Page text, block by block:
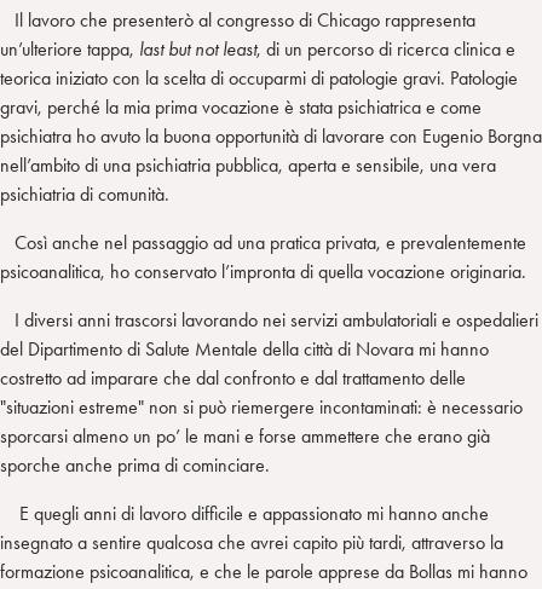
Il lavoro che presenterò al congresso di Chicago rappresenta
un’ulteriore tappa, last but not least, di un percorso di ricerca clinica e
teorica iniziato con la scelta di occuparmi di patologie gravi. Patologie
gravi, perché la mia prima vocazione è stata psichiatrica e come
psichiatra ho avuto la buona opportunità di lavorare con Eugenio Borgna
nell’ambito di una psichiatria pubblica, aperta e sensibile, una vera
psichiatria di comunità.
Così anche nel passaggio ad una pratica privata, e prevalentemente
psicoanalitica, ho conservato l’impronta di quella vocazione originaria.
I diversi anni trascorsi lavorando nei servizi ambulatoriali e ospedalieri
del Dipartimento di Salute Mentale della città di Novara mi hanno
costretto ad imparare che dal confronto e dal trattamento delle
"situazioni estreme" non si può riemergere incontaminati: è necessario
sporcarsi almeno un po’ le mani e forse ammettere che erano già
sporche anche prima di cominciare.
E quegli anni di lavoro difficile e appassionato mi hanno anche
insegnato a sentire qualcosa che avrei capito più tardi, attraverso la
formazione psicoanalitica, e che le parole apprese da Bollas mi hanno